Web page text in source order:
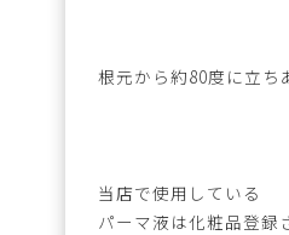
根元から約80度に立
当店で使用している
パーマ液は化粧品登録